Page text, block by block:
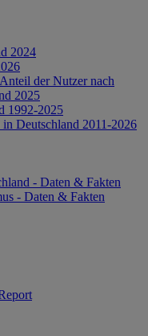
2024
der Nutzer nach
2025
1992-2025
Deutschland 2011-2026
- Daten & Fakten
- Daten & Fakten